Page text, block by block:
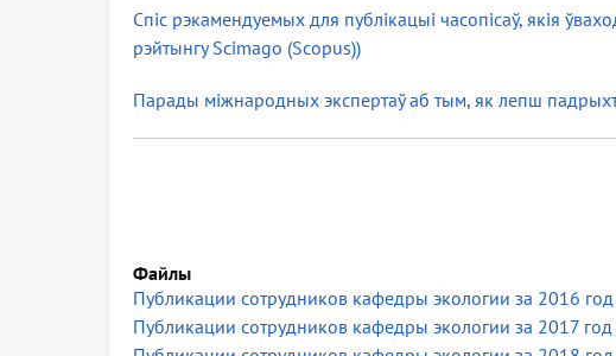
Спіс рэкамендуемых для публікацыі часопісаў, якія
рэйтынгу Scimago (Scopus))
Парады міжнародных экспертаў аб тым, як лепш
Файлы
Публикации сотрудников кафедры экологии за 2016 год
Публикации сотрудников кафедры экологии за 2017 год